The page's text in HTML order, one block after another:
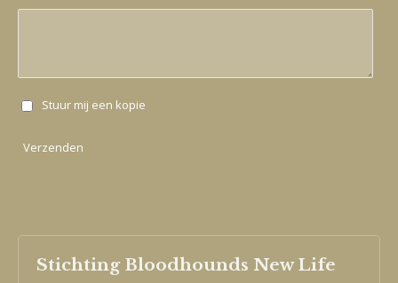
Stuur mij een kopie
Verzenden
Stichting Bloodhounds New Life